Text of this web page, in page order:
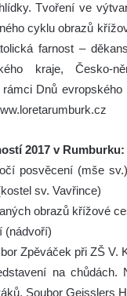
Tvoření ve
cyklu obrazů
farnost –
kraje, Česko-
Dnů
2017 v Rumburku:
posvěcení (mše
sv. Vavřince)
obrazů křížové
(nádvoří)
Zpěváček při ZŠ V.
na
Soubor Geisslers